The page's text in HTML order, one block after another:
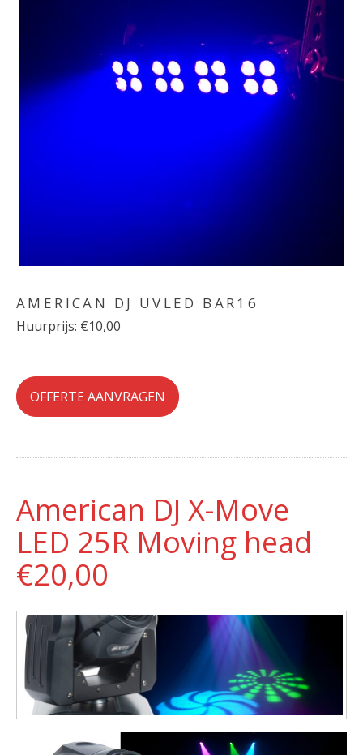
AMERICAN DJ UVLED BAR16
Huurprijs: €10,00
OFFERTE AANVRAGEN
American DJ X-Move
LED 25R Moving head
€20,00